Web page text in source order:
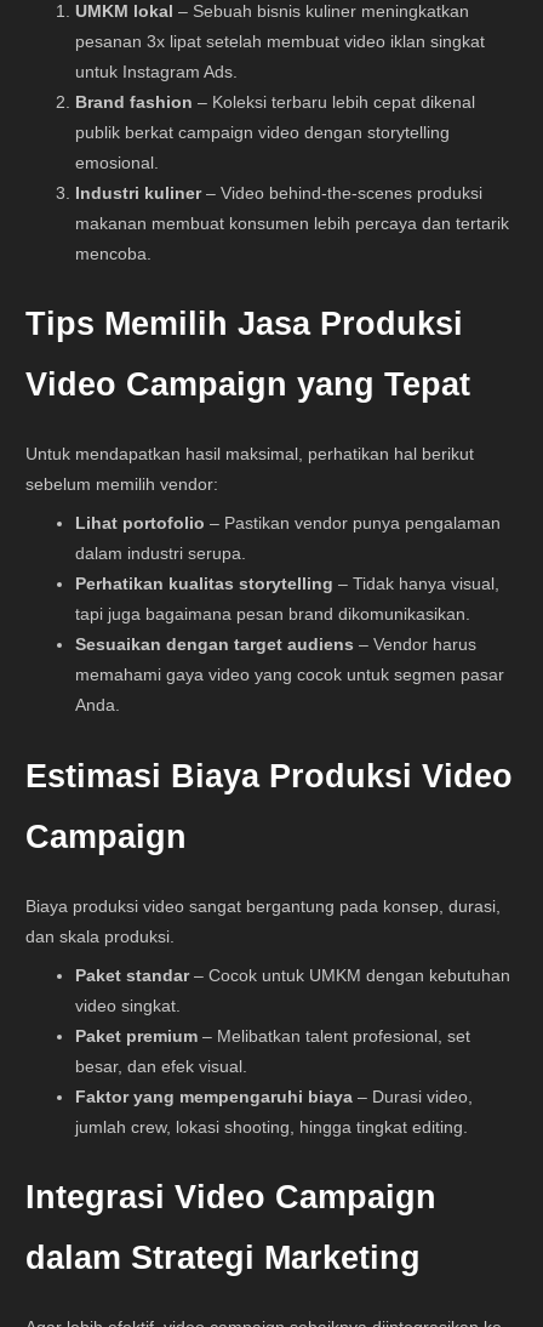
UMKM lokal – Sebuah bisnis kuliner meningkatkan
pesanan 3x lipat setelah membuat video iklan singkat
untuk Instagram Ads.
Brand fashion – Koleksi terbaru lebih cepat dikenal
publik berkat campaign video dengan storytelling
emosional.
Industri kuliner– Video behind-the-scenes produksi
makanan membuat konsumen lebih percaya dan tertarik
mencoba.
Tips Memilih Jasa Produksi
Video Campaign yang Tepat
Untuk mendapatkan hasil maksimal, perhatikan hal berikut
sebelum memilih vendor:
Lihat portofolio – Pastikan vendor punya pengalaman
dalam industri serupa.
Perhatikan kualitas storytelling – Tidak hanya visual,
tapi juga bagaimana pesan brand dikomunikasikan.
Sesuaikan dengan target audiens – Vendor harus
memahami gaya video yang cocok untuk segmen pasar
Anda.
Estimasi Biaya Produksi Video
Campaign
Biaya produksi video sangat bergantung pada konsep, durasi,
dan skala produksi.
Paket standar– Cocok untuk UMKM dengan kebutuhan
video singkat.
Paket premium – Melibatkan talent profesional, set
besar, dan efek visual.
Faktor yang mempengaruhi biaya – Durasi video,
jumlah crew, lokasi shooting, hingga tingkat editing.
Integrasi Video Campaign
dalam Strategi Marketing